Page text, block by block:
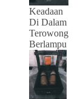
Keadaan
Di Dalam
Terowong
Berlampu